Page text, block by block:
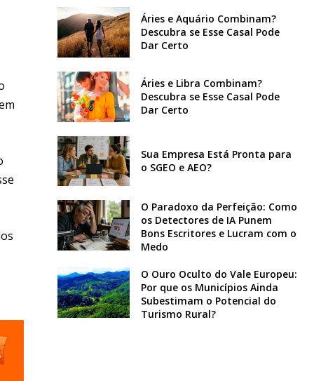
Áries e Aquário Combinam?
Descubra se Esse Casal Pode
Dar Certo
Áries e Libra Combinam?
Descubra se Esse Casal Pode
Dar Certo
Sua Empresa Está Pronta para
o SGEO e AEO?
O Paradoxo da Perfeição: Como
os Detectores de IA Punem
Bons Escritores e Lucram com o
Medo
O Ouro Oculto do Vale Europeu:
Por que os Municípios Ainda
Subestimam o Potencial do
Turismo Rural?